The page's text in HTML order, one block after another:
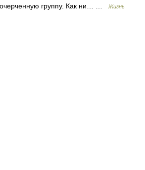
очерченную группу. Как ни… …
Жизнь